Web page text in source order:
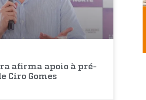
afirma apoio à pré-
Ciro Gomes